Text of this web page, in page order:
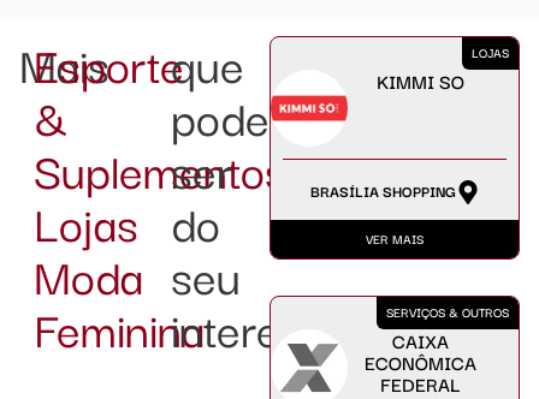
Mais
Esporte
&
Suplementos
Lojas
Moda
Feminina
que
podem
ser
do
seu
interesse:
LOJAS
KIMMI SO
BRASÍLIA SHOPPING
VER MAIS
SERVIÇOS & OUTROS
CAIXA
ECONÔMICA
FEDERAL